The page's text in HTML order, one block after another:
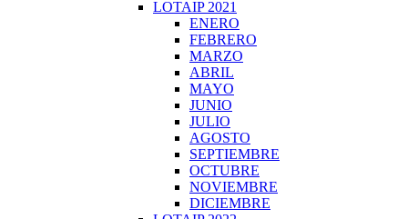
LOTAIP 2021
ENERO
FEBRERO
MARZO
ABRIL
MAYO
JUNIO
JULIO
AGOSTO
SEPTIEMBRE
OCTUBRE
NOVIEMBRE
DICIEMBRE